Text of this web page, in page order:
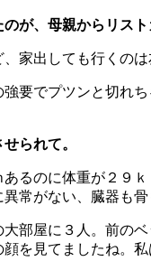
、母親からリスト
家出しても行くの
要でプツンと切れ
られて。
るのに体重が２９
常がない、臓器も
部屋に３人。前の
を見てましたね。